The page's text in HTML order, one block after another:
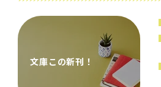
文庫この新刊！